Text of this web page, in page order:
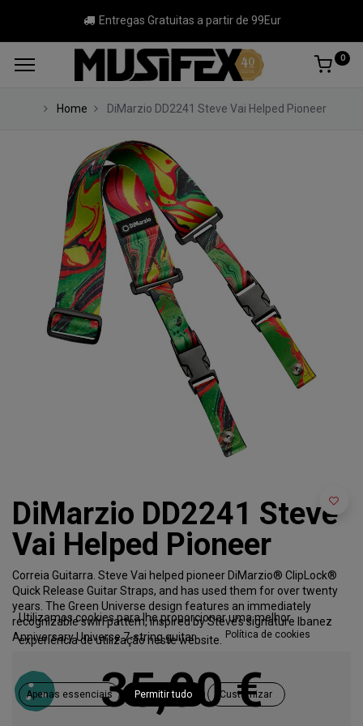
Entregas Gratuitas a partir de 99Eur
0
Home DiMarzio DD2241 Steve Vai Helped Pioneer
DiMarzio DD2241 Steve
Vai Helped Pioneer
Correia Guitarra. Steve Vai helped pioneer DiMarzio® ClipLock®
Quick Release Guitar Straps, and has used them for over twenty
years. The Green Universe design features an immediately
recognizable swirl pattern, inspired by Steve’s signature Ibanez
Anniversary Universe 7-string guitar.
35,00€
Utilizamos cookies para lhe proporcionar uma melhor
experiência de utilização neste website.
Política de cookies
Apenas essenciais Permitir tudo Customizar